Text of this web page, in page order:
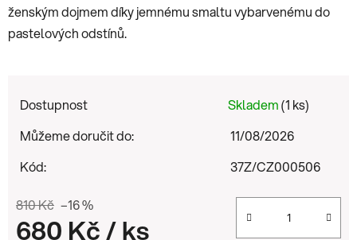
ženským dojmem díky jemnému smaltu vybarvenému do
pastelových odstínů.
Dostupnost Skladem(1 ks)
Můžeme doručit do:
11/08/2026
Kód:
37Z/CZ000506
810 Kč –16 %
680 Kč/ ks